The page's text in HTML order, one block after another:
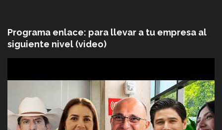
Programa enlace: para llevar a tu empresa al
siguiente nivel (video)